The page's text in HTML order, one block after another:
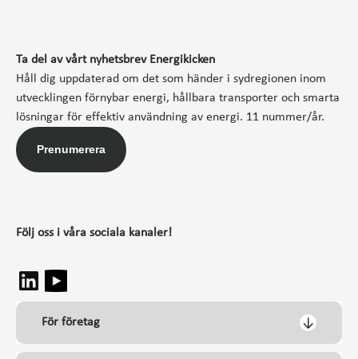
Ta del av vårt nyhetsbrev Energikicken
Håll dig uppdaterad om det som händer i sydregionen inom
utvecklingen förnybar energi, hållbara transporter och smarta
lösningar för effektiv användning av energi. 11 nummer/år.
Prenumerera
Följ oss i våra sociala kanaler!
För företag